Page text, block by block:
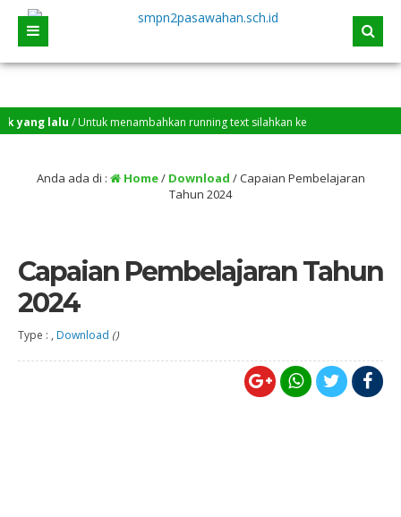
yang lalu/ Untuk menambahkan running text silahkan ke
> Sekilas Info
Anda ada di : Home/ Download /Capaian Pembelajaran
Tahun 2024
Capaian Pembelajaran Tahun
2024
Type : , Download ()